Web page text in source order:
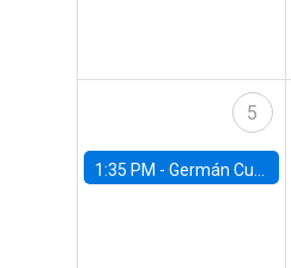
5
1:35 PM - Germán Cubas, University of Houston